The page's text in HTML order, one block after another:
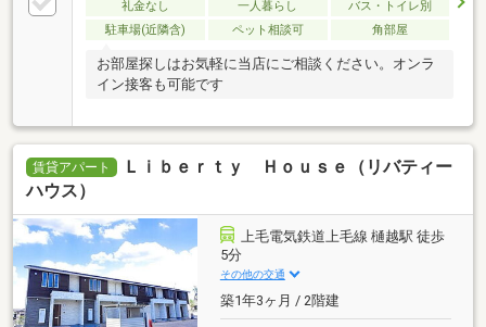
礼金なし 一人暮らし
バス・トイレ別
駐車場(近隣含)
ペット相談可 角部屋
お部屋探しはお気軽に当店にご相談ください。オンラ
イン接客も可能です
賃貸アパート
Ｌｉｂｅｒｔｙ Ｈｏｕｓｅ（リバティー
ハウス）
上毛電気鉄道上毛線 樋越駅 徒歩
5分
その他の交通
築1年3ヶ月 / 2階建